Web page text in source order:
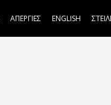
ΑΠΕΡΓΙΕΣ ENGLISH